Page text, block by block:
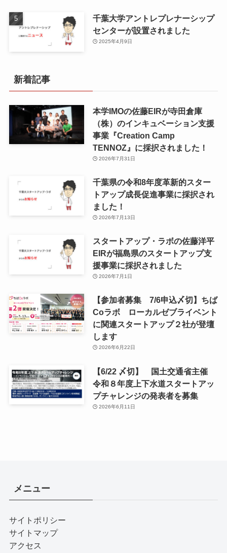
千葉大学アントレプレナーシップ
センターが設置されました
2025年4月9日
新着記事
本学IMOの佐藤EIRが寺田倉庫
（株）のインキュベーション支援
事業『Creation Camp
TENNOZ』に採択されました！
2026年7月31日
千葉県の令和8年度⾰新的スター
トアップ成⻑促進事業に採択され
ました！
2026年7月13日
スタートアップ・ラボの佐藤洋平
EIRが福島県のスタートアップ支
援事業に採択されました
2026年7月1日
【参加者募集 7/6申込〆切】ちば
Coラボ ローカルゼブライベント
に関連スタートアップ２社が登壇
します
2026年6月22日
【6/22 〆切】 国土交通省主催
令和８年度上下水道スタートアッ
プチャレンジの発表者を募集
2026年6月11日
メニュー
サイトポリシー
サイトマップ
アクセス